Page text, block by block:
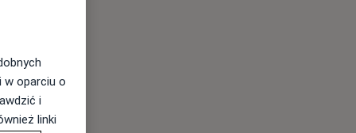
Wt,
w oparciu o
i
linki